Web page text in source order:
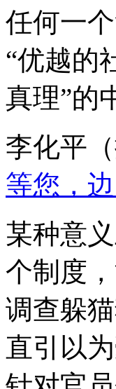
任何一
“优越的
真理”的
李化平
等您，
某种意
个制度
调查躲
直引以